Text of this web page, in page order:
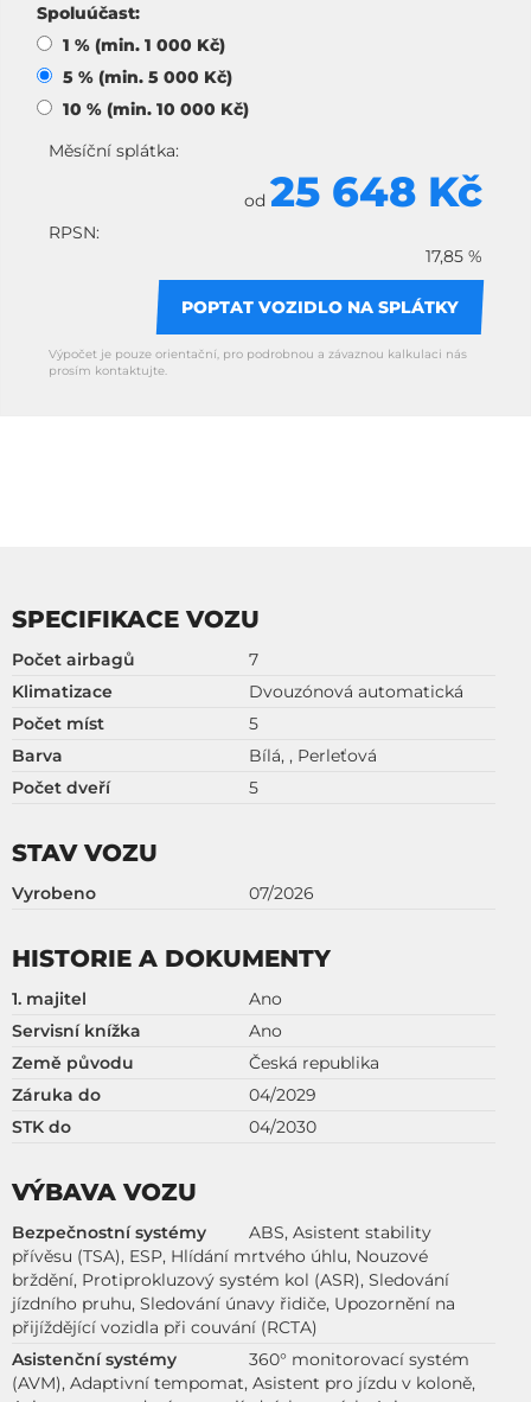
Spoluúčast:
1 % (min. 1 000 Kč)
5 % (min. 5 000 Kč)
10 % (min. 10 000 Kč)
Měsíční splátka:
od 25 648 Kč
RPSN:
17,85 %
POPTAT VOZIDLO NA SPLÁTKY
Výpočet je pouze orientační, pro podrobnou a závaznou kalkulaci nás
prosím kontaktujte.
SPECIFIKACE VOZU
Počet airbagů
7
Klimatizace
Dvouzónová automatická
Počet míst
5
Barva
Bílá, , Perleťová
Počet dveří
5
STAV VOZU
Vyrobeno 07/2026
HISTORIE A DOKUMENTY
1. majitel
Ano
Servisní knížka
Ano
Země původu
Česká republika
Záruka do
04/2029
STK do
04/2030
VÝBAVA VOZU
Bezpečnostní systémy
ABS, Asistent stability
přívěsu (TSA), ESP, Hlídání mrtvého úhlu, Nouzové
brždění, Protiprokluzový systém kol (ASR), Sledování
jízdního pruhu, Sledování únavy řidiče, Upozornění na
přijíždějící vozidla při couvání (RCTA)
Asistenční systémy
360° monitorovací systém
(AVM), Adaptivní tempomat, Asistent pro jízdu v koloně,